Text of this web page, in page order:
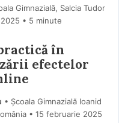
Gimnazială, Salcia Tudor
• 5 minute
în
efectelor
• Școala Gimnazială Ioanid
15 februarie 2025